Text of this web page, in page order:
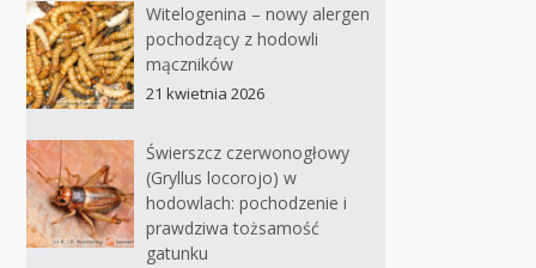
Witelogenina – nowy alergen
pochodzący z hodowli
mączników
21 kwietnia 2026
Świerszcz czerwonogłowy
(Gryllus locorojo) w
hodowlach: pochodzenie i
prawdziwa tożsamość
gatunku